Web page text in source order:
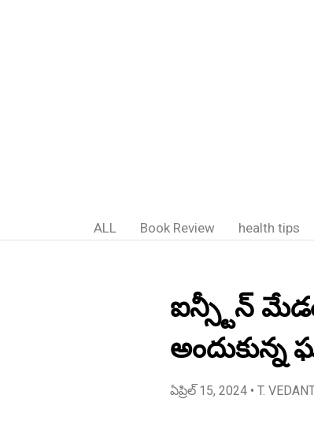
ALL Book Review health tips
ఐన్స్టీన్
అందుకున్న
ఏప్రిల్ 15, 2024 • T.